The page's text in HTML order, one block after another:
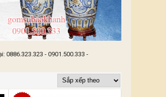
0886.323.323 - 0901.500.333 -